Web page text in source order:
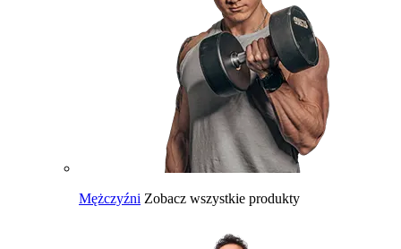
Mężczyźni Zobacz wszystkie produkty